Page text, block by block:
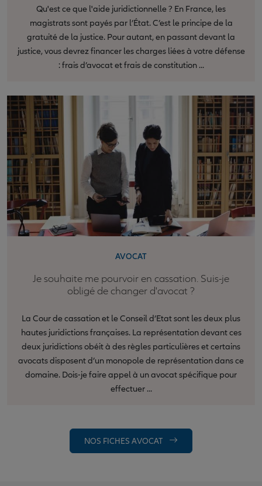
Qu'est ce que l'aide juridictionnelle ? En France, les
magistrats sont payés par l’État. C’est le principe de la
gratuité de la justice. Pour autant, en passant devant la
justice, vous devrez financer les charges liées à votre défense
: frais d’avocat et frais de constitution ...
AVOCAT
Je souhaite me pourvoir en cassation. Suis-je
obligé de changer d'avocat ?
La Cour de cassation et le Conseil d’Etat sont les deux plus
hautes juridictions françaises. La représentation devant ces
deux juridictions obéit à des règles particulières et certains
avocats disposent d’un monopole de représentation dans ce
domaine. Dois-je faire appel à un avocat spécifique pour
effectuer ...
NOS FICHES AVOCAT